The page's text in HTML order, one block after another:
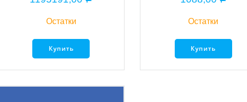
Остатки
Купить
Остатки
Купить